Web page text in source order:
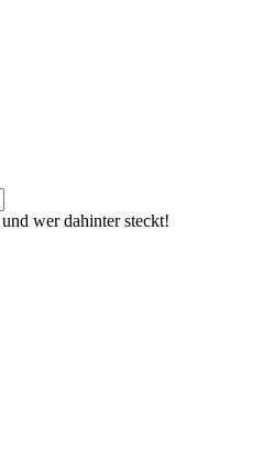
wer dahinter steckt!